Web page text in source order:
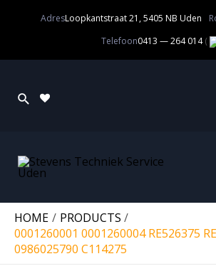
AdresLoopkantstraat 21, 5405 NB Uden
Telefoon0413 — 264 014(
HOME
PRODUCTS
0001260001 0001260004 RE526375
0986025790 C114275